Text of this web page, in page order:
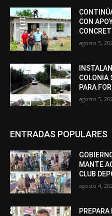
CON
agosto 5,
COLONIA
PARA
agosto 5,
ENTRADAS POPULARES
MANTE
CLUB
agosto 4,
PREPARA